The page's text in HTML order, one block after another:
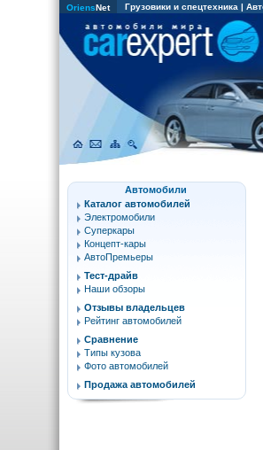
OriensNet Грузовики и спецтехника |
Автомобили
Каталог автомобилей
Электромобили
Суперкары
Концепт-кары
АвтоПремьеры
Тест-драйв
Наши обзоры
Отзывы владельцев
Рейтинг автомобилей
Сравнение
Типы кузова
Фото автомобилей
Продажа автомобилей